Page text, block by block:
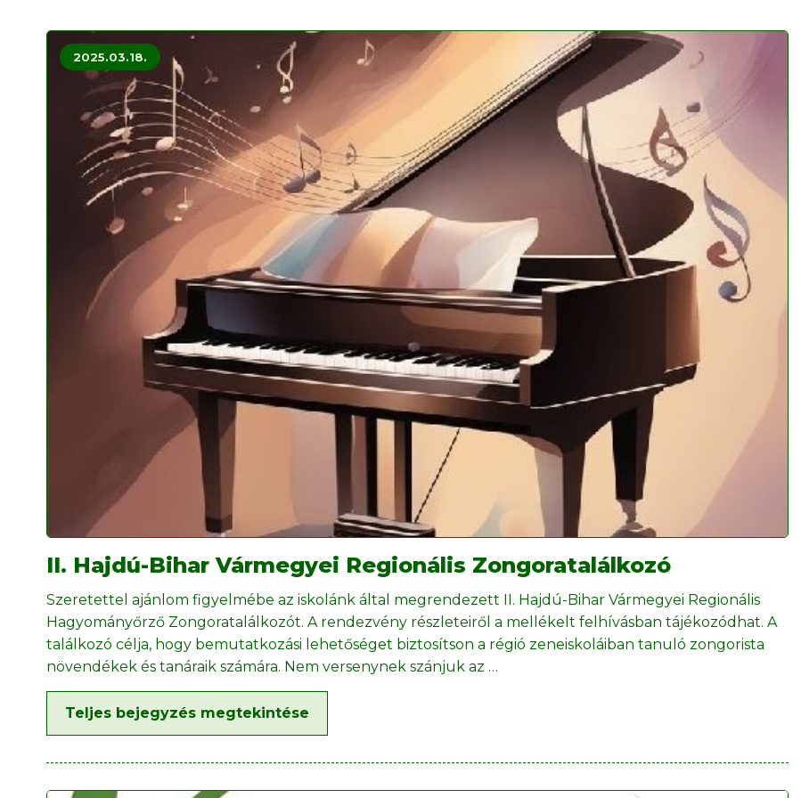
2025.03.18.
II. Hajdú-Bihar Vármegyei Regionális Zongoratalálkozó
Szeretettel ajánlom figyelmébe az iskolánk által megrendezett II. Hajdú-Bihar Vármegyei Regionális
Hagyományőrző Zongoratalálkozót. A rendezvény részleteiről a mellékelt felhívásban tájékozódhat. A
találkozó célja, hogy bemutatkozási lehetőséget biztosítson a régió zeneiskoláiban tanuló zongorista
növendékek és tanáraik számára. Nem versenynek szánjuk az …
Teljes bejegyzés megtekintése